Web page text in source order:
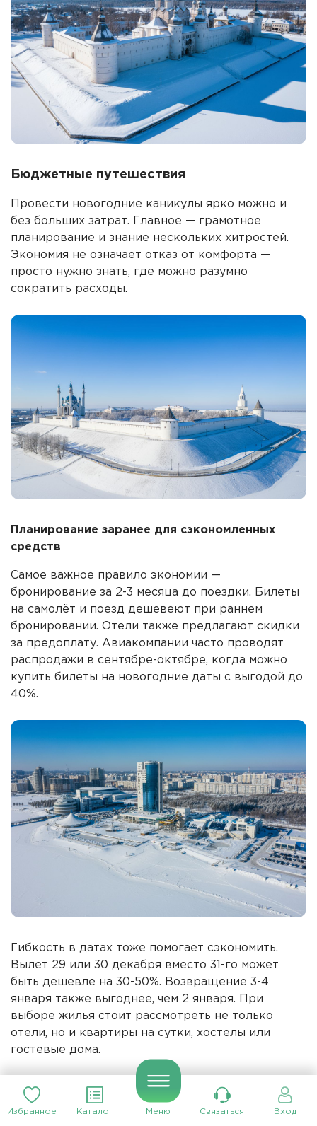
Избранное Каталог Меню Связаться Вход
Бюджетные путешествия
Провести новогодние каникулы ярко можно и
без больших затрат. Главное — грамотное
планирование и знание нескольких хитростей.
Экономия не означает отказ от комфорта —
просто нужно знать, где можно разумно
сократить расходы.
Планирование заранее для сэкономленных
средств
Самое важное правило экономии —
бронирование за 2-3 месяца до поездки. Билеты
на самолёт и поезд дешевеют при раннем
бронировании. Отели также предлагают скидки
за предоплату. Авиакомпании часто проводят
распродажи в сентябре-октябре, когда можно
купить билеты на новогодние даты с выгодой до
40%.
Гибкость в датах тоже помогает сэкономить.
Вылет 29 или 30 декабря вместо 31-го может
быть дешевле на 30-50%. Возвращение 3-4
января также выгоднее, чем 2 января. При
выборе жилья стоит рассмотреть не только
отели, но и квартиры на сутки, хостелы или
гостевые дома.
Где найти выгодные туры